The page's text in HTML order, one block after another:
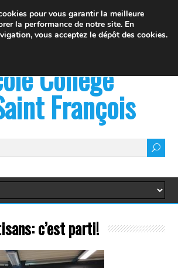
David 74100 Ville la Grand
+33 4 50 37 76 01
Collège
François
c’est parti!
pour vous garantir la meilleure
la performance de notre site. En
vous acceptez le dépôt des cookies.